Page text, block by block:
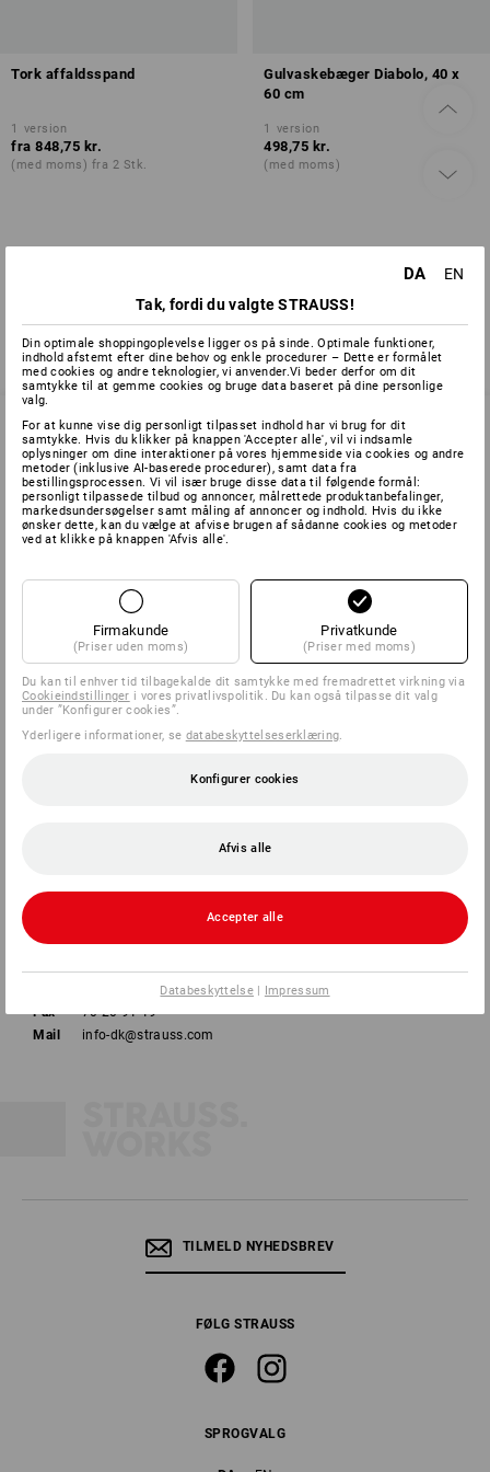
Tork affaldsspand
1 version
fra 848,75 kr.
(med moms) fra 2 Stk.
Gulvaskebæger Diabolo, 40 x
60 cm
1 version
498,75 kr.
(med moms)
SERVICE 70 20 91 18
SERVICE
VIRKSOMHEDER
INFORMATION
BETALINGSMETODER
Strauss Danmark ApS
8000 Aarhus C
Fax
70 20 91 19
Mail
info-dk@strauss.com
TILMELD NYHEDSBREV
FØLG STRAUSS
SPROGVALG
DA
EN
Tak, fordi du valgte STRAUSS!
Din optimale shoppingoplevelse ligger os på sinde. Optimale funktioner,
indhold afstemt efter dine behov og enkle procedurer – Dette er formålet
med cookies og andre teknologier, vi anvender.Vi beder derfor om dit
samtykke til at gemme cookies og bruge data baseret på dine personlige
valg.
For at kunne vise dig personligt tilpasset indhold har vi brug for dit
samtykke. Hvis du klikker på knappen 'Accepter alle', vil vi indsamle
oplysninger om dine interaktioner på vores hjemmeside via cookies og andre
metoder (inklusive AI-baserede procedurer), samt data fra
bestillingsprocessen. Vi vil især bruge disse data til følgende formål:
personligt tilpassede tilbud og annoncer, målrettede produktanbefalinger,
markedsundersøgelser samt måling af annoncer og indhold. Hvis du ikke
ønsker dette, kan du vælge at afvise brugen af sådanne cookies og metoder
ved at klikke på knappen 'Afvis alle'.
Firmakunde
(Priser uden moms)
Privatkunde
(Priser med moms)
Du kan til enhver tid tilbagekalde dit samtykke med fremadrettet virkning via
Cookieindstillinger i vores privatlivspolitik. Du kan også tilpasse dit valg
under ”Konfigurer cookies”.
Yderligere informationer, se databeskyttelseserklæring.
Konfigurer cookies
Afvis alle
Accepter alle
Databeskyttelse| Impressum